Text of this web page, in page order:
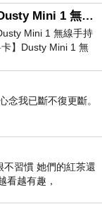
開箱｜【KOCA科卡】Dusty Mini 1 無線手持吸塵器
Mini 1 無線手持
】Dusty Mini 1 無
吹兼具兩
念我已斷不復更斷。
習慣 她們的紅茶還
看越有趣，